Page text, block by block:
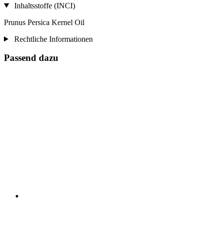
Inhaltsstoffe (INCI)
Prunus Persica Kernel Oil
Rechtliche Informationen
Passend dazu